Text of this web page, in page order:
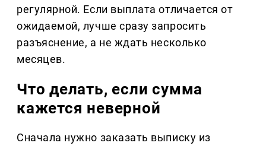
регулярной. Если выплата отличается от
ожидаемой, лучше сразу запросить
разъяснение, а не ждать несколько
месяцев.
Что делать, если сумма
кажется неверной
Сначала нужно заказать выписку из